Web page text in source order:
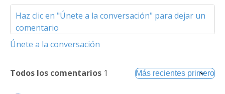
Únete a la conversación
Todos los comentarios 1